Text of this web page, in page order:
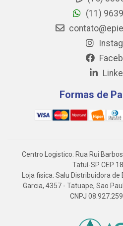
(11)
Formas de
Centro Logistico: Rua Rui
Tatuí-SP CEP
Loja fisica: Salu Distribuidora
Garcia, 4357 - Tatuape, Sao
CNPJ